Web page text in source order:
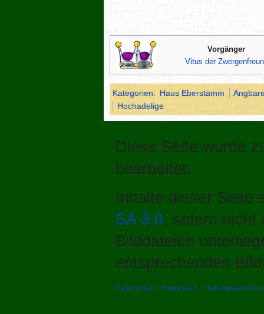
Vorgänger
Vitus der
Kategorien: Haus Eberstamm
Hochadelige
Diese Seite wurde
bearbeitet.
Inhalte dieser Seite
SA 3.0, sofern nicht
Bilddateien
entsprechenden
Datenschutz Impressum